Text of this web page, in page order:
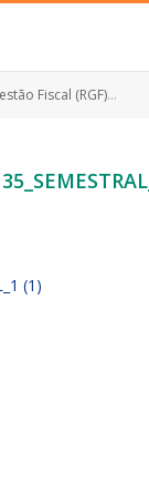
Fiscal (RGF)
(1)